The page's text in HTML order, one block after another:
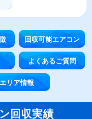
回収可能エアコン
よくあるご質問
エリア情報
回収実績